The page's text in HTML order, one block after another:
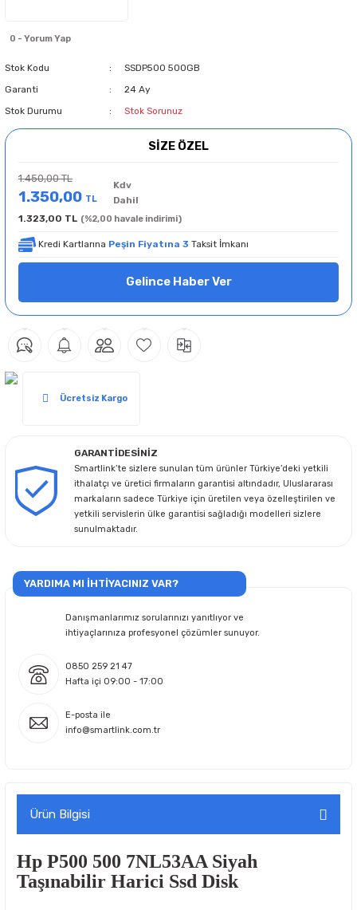
0 - Yorum Yap
Stok Kodu
SSDP500 500GB
Garanti
24 Ay
Stok Durumu
Stok Sorunuz
SİZE ÖZEL
1.450,00 TL
1.350,00 TL
Kdv
Dahil
1.323,00 TL (%2,00 havale indirimi)
Kredi Kartlarına Peşin Fiyatına 3 Taksit İmkanı
Gelince Haber Ver
Ücretsiz Kargo
GARANTİDESİNİZ
Smartlink’te sizlere sunulan tüm ürünler Türkiye’deki yetkili
ithalatçı ve üretici firmaların garantisi altındadır, Uluslararası
markaların sadece Türkiye için üretilen veya özelleştirilen ve
yetkili servislerin ülke garantisi sağladığı modelleri sizlere
sunulmaktadır.
YARDIMA MI İHTİYACINIZ VAR?
Danışmanlarımız sorularınızı yanıtlıyor ve
ihtiyaçlarınıza profesyonel çözümler sunuyor.
0850 259 21 47
Hafta içi 09:00 - 17:00
E-posta ile
info@smartlink.com.tr
Ürün Bilgisi
Hp P500 500 7NL53AA Siyah
Taşınabilir Harici Ssd Disk